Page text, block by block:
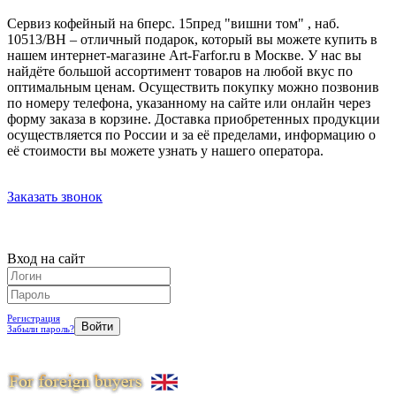
Сервиз кофейный на 6перс. 15пред "вишни том" , наб.
10513/BH – отличный подарок, который вы можете купить в
нашем интернет-магазине Art-Farfor.ru в Москве. У нас вы
найдёте большой ассортимент товаров на любой вкус по
оптимальным ценам. Осуществить покупку можно позвонив
по номеру телефона, указанному на сайте или онлайн через
форму заказа в корзине. Доставка приобретенных продукции
осуществляется по России и за её пределами, информацию о
её стоимости вы можете узнать у нашего оператора.
Заказать звонок
Вход на сайт
Регистрация
Забыли пароль?